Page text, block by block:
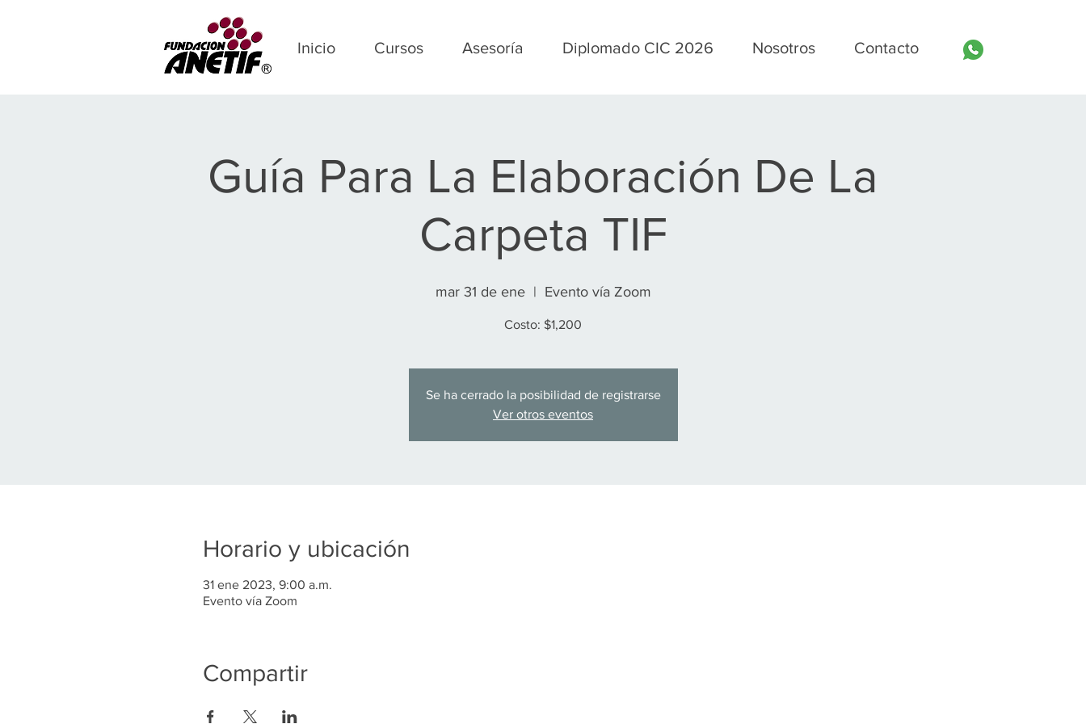
Inicio Cursos Asesoría Diplomado CIC 2026 Nosotros Contacto
Guía Para La Elaboración De La
Carpeta TIF
mar 31 de ene
  |
Evento vía Zoom
Costo: $1,200
Se ha cerrado la posibilidad de registrarse
Ver otros eventos
Horario y ubicación
31 ene 2023, 9:00 a.m.
Evento vía Zoom
Compartir